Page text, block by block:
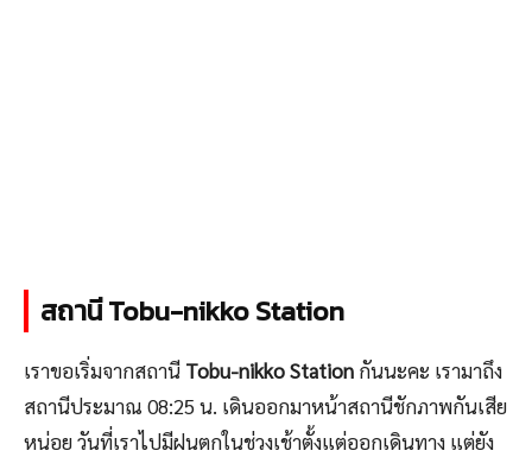
สถานี Tobu-nikko Station
เราขอเริ่มจากสถานี Tobu-nikko Station กันนะคะ เรามาถึง
สถานีประมาณ 08:25 น. เดินออกมาหน้าสถานีชักภาพกันเสีย
หน่อย วันที่เราไปมีฝนตกในช่วงเช้าตั้งแต่ออกเดินทาง แต่ยัง